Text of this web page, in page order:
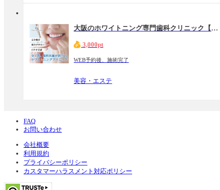
大阪のホワイトニング専門歯科クリニック【パールホワイトニング】
3,000pt
WEB予約後、施術完了
美容・エステ
FAQ
お問い合わせ
会社概要
利用規約
プライバシーポリシー
カスタマーハラスメント対応ポリシー